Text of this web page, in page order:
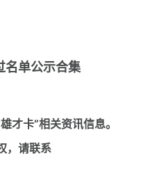
名单公示合集
才卡”相关资讯信息。
，请联系